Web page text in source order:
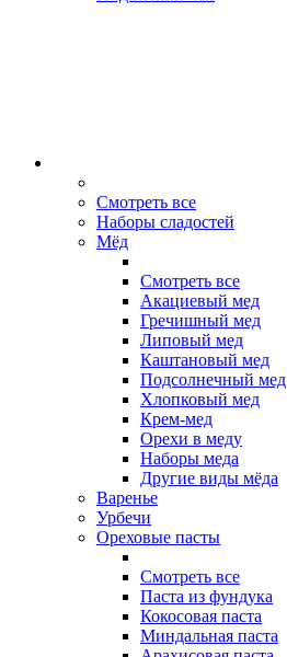
Смотреть все
Наборы сладостей
Мёд
Смотреть все
Акациевый мед
Гречишный мед
Липовый мед
Каштановый мед
Подсолнечный мед
Хлопковый мед
Крем-мед
Орехи в меду
Наборы меда
Другие виды мёда
Варенье
Урбечи
Ореховые пасты
Смотреть все
Паста из фундука
Кокосовая паста
Миндальная паста